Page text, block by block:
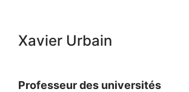
Xavier Urbain
Professeur des universités